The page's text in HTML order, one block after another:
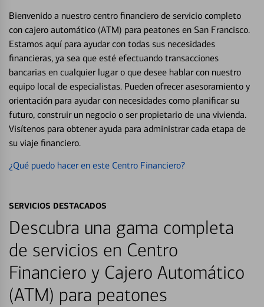
Bienvenido a nuestro centro financiero de servicio completo
con cajero automático (ATM) para peatones en San Francisco.
Estamos aquí para ayudar con todas sus necesidades
financieras, ya sea que esté efectuando transacciones
bancarias en cualquier lugar o que desee hablar con nuestro
equipo local de especialistas. Pueden ofrecer asesoramiento y
orientación para ayudar con necesidades como planificar su
futuro, construir un negocio o ser propietario de una vivienda.
Visítenos para obtener ayuda para administrar cada etapa de
su viaje financiero.
¿Qué puedo hacer en este Centro Financiero?
SERVICIOS DESTACADOS
Descubra una gama completa
de servicios en Centro
Financiero y Cajero Automático
(ATM) para peatones